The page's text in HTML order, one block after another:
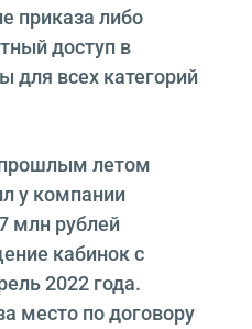
приказа либо
доступ в
для всех категорий
прошлым летом
у компании
млн рублей
кабинок с
2022 года.
место по договору